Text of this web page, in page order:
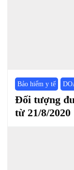
Bảo hiểm y tế
Đối tượng
từ 21/8/2020